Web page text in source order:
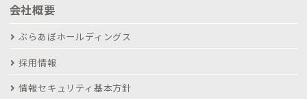
会社概要
ぶらあぼホールディングス
採用情報
情報セキュリティ基本方針